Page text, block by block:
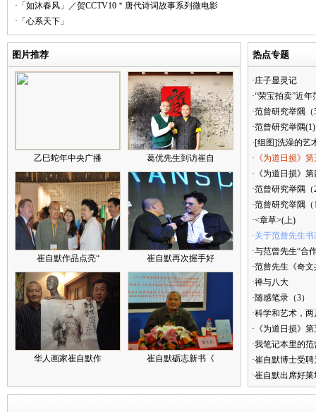
·「如沐春风」／贺CCTV10＂唐代诗词故事系列微电影
·「心系天下」
图片推荐
乙巳蛇年中央广播 葛优先生到访崔自
崔自默作品点亮“ 崔自默再次握手好
华人画家崔自默作 崔自默砺志新书《
热点专题
·庄子显灵记
·“荣宝拍卖”近
·范曾研究举隅（
·范曾研究举隅(1)
·[组图]洗澡的艺
·《为道日损》
·《为道日损》
·范曾研究举隅（
·范曾研究举隅（
·<章草>(上)
·关于范曾先生
·与范曾先生“合
·范曾先生《奇
·禅与八大
·随感笔录（3）
·科学和艺术，
·《为道日损》
·我笔记本里的
·崔自默博士受
·崔自默出席好